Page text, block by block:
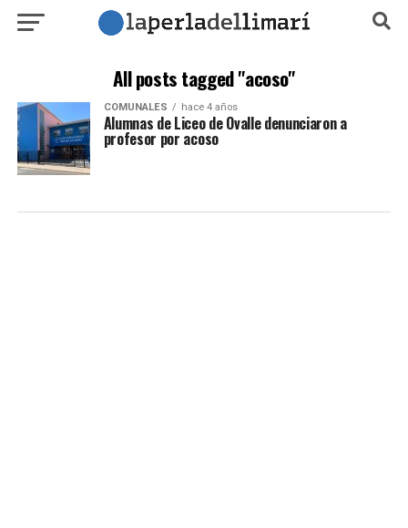
All posts tagged "acoso"
COMUNALES hace 4 años
Alumnas de Liceo de Ovalle denunciaron a
profesor por acoso